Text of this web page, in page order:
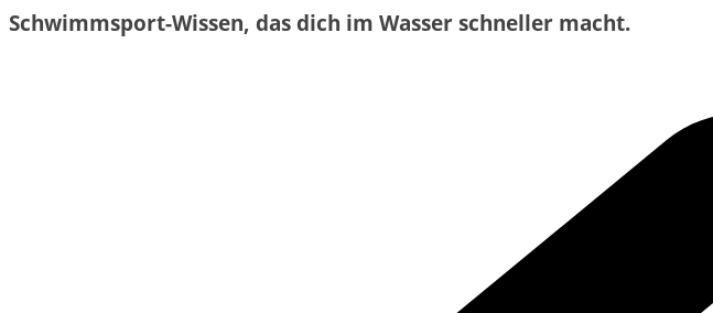
Schwimmsport-Wissen, das dich im Wasser schneller macht.